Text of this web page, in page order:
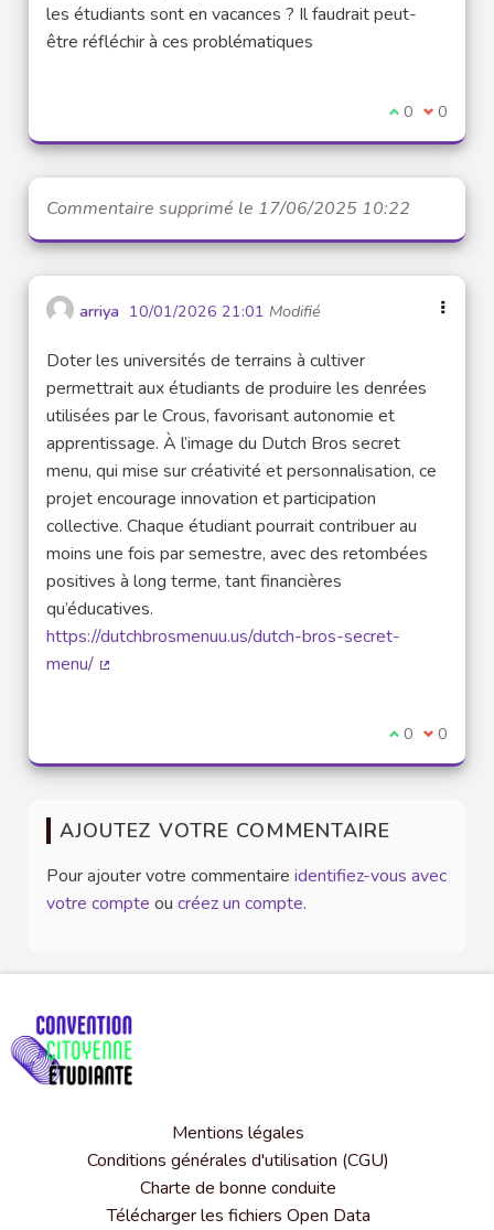
les étudiants sont en vacances ? Il faudrait peut-
être réfléchir à ces problématiques
Je suis
0 Je ne
0
Commentaire supprimé le 17/06/2025 10:22
arriya 10/01/2026 21:01 Modifié
Doter les universités de terrains à cultiver
permettrait aux étudiants de produire les denrées
utilisées par le Crous, favorisant autonomie et
apprentissage. À l’image du Dutch Bros secret
menu, qui mise sur créativité et personnalisation, ce
projet encourage innovation et participation
collective. Chaque étudiant pourrait contribuer au
moins une fois par semestre, avec des retombées
positives à long terme, tant financières
qu’éducatives.
https://dutchbrosmenuu.us/dutch-bros-secret-
menu/
Je suis
0 Je ne
0
AJOUTEZ VOTRE COMMENTAIRE
Pour ajouter votre commentaire identifiez-vous avec
votre compte ou créez un compte.
Mentions légales
Conditions générales d'utilisation (CGU)
Charte de bonne conduite
Télécharger les fichiers Open Data